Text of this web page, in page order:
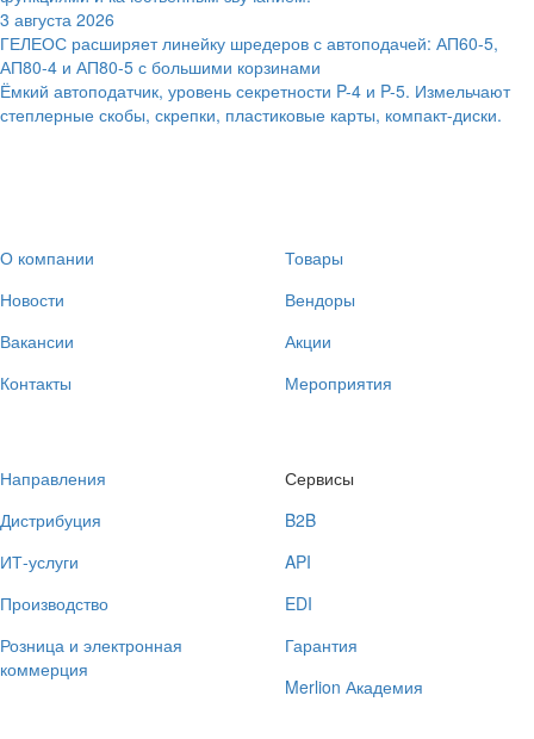
3 августа 2026
ГЕЛЕОС расширяет линейку шредеров с автоподачей: АП60-5,
АП80-4 и АП80-5 с большими корзинами
Ёмкий автоподатчик, уровень секретности P-4 и P-5. Измельчают
степлерные скобы, скрепки, пластиковые карты, компакт-диски.
О компании
Новости
Вакансии
Контакты
Товары
Вендоры
Акции
Мероприятия
Направления
Дистрибуция
ИТ-услуги
Производство
Розница и электронная
коммерция
Сервисы
B2B
API
EDI
Гарантия
Merlion Академия